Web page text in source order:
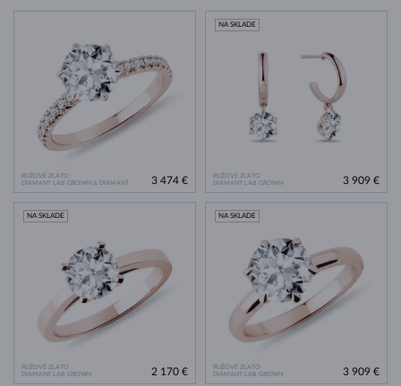
RUŽOVÉ ZLATO
DIAMANT LAB GROWN & DIAMANT
3 474 €
RUŽOVÉ ZLATO
DIAMANT LAB GROWN
NA SKLADE
3 909 €
RUŽOVÉ ZLATO
DIAMANT LAB GROWN
NA SKLADE
2 170 €
RUŽOVÉ ZLATO
DIAMANT LAB GROWN
NA SKLADE
3 909 €